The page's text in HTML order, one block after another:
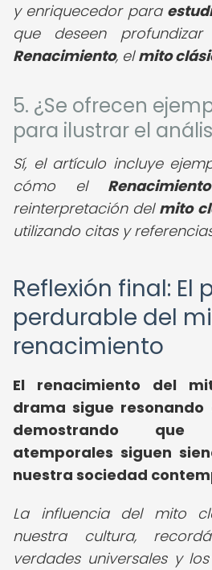
y enriquecedor para
que deseen
Renacimiento, elmito
5. ¿Se ofrecen
para ilustrar el
Sí, el artículo incluye
cómo el Renacimiento
reinterpretación del mito
utilizando citas y
Reflexión final: El
perdurable del
renacimiento
El renacimiento del
drama sigue
demostrando
atemporales siguen
nuestra sociedad
La influencia del mito
nuestra cultura,
verdades universales y